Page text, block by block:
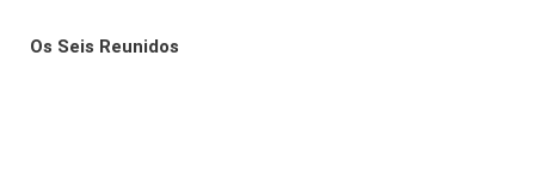
Os Seis Reunidos